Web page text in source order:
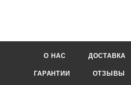
О НАС ДОСТАВКА
ГАРАНТИИ ОТЗЫВЫ